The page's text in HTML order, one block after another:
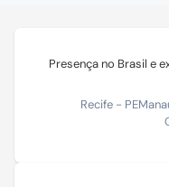
Presença no Brasil e
Recife- PE